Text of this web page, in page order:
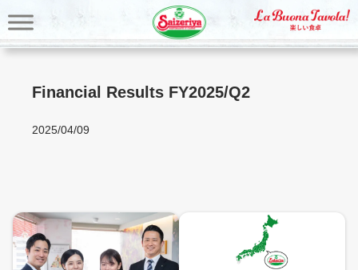
容
を
Financial Results FY2025/Q2
2025/04/09